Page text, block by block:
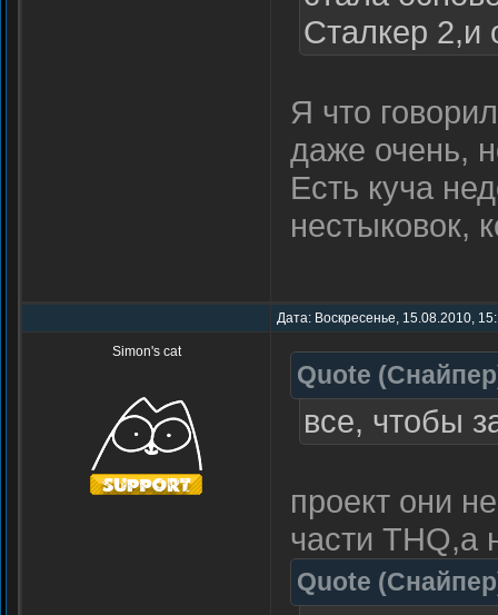
Сталкер 2,и
Я что
даже очень,
Есть куча
нестыковок,
Дата: Воскресенье, 15.08.2010,
Simon's cat
Quote (Снайпер
все, чтобы
проект они
части THQ,а
Quote (Снайпер